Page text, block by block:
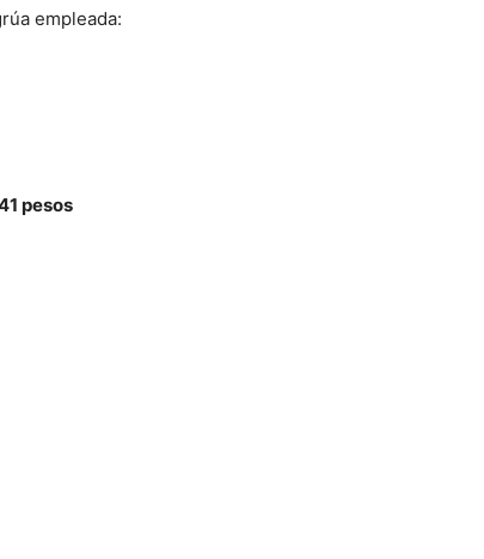
empleada:
pesos